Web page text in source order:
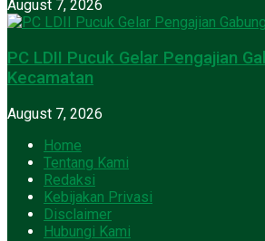
August 7, 2026
PC LDII Pucuk Gelar Pengajian
Kecamatan
August 7, 2026
Home
Tentang Kami
Redaksi
Kebijakan Privasi
Disclaimer
Hubungi Kami